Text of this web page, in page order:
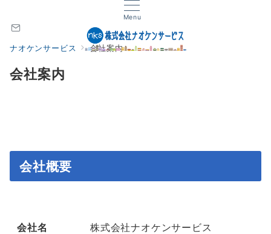
Menu
ナオケンサービス 会社案内
会社案内
会社概要
会社名 株式会社ナオケンサービス